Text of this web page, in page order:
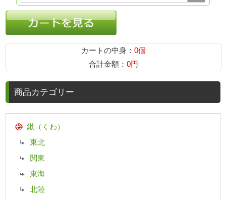
カートの中身： 0個
合計金額： 0円
商品カテゴリー
鍬（くわ）
東北
関東
東海
北陸